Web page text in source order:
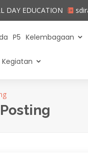
DAY EDUCATION
P5 Kelembagaan
Kegiatan